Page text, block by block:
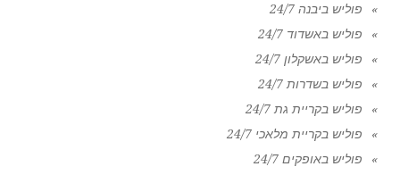
פוליש ביבנה 24/7
פוליש באשדוד 24/7
פוליש באשקלון 24/7
פוליש בשדרות 24/7
פוליש בקריית גת 24/7
פוליש בקריית מלאכי 24/7
פוליש באופקים 24/7